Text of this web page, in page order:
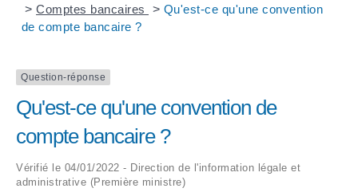
> Comptes bancaires > Qu'est-ce qu'une convention
de compte bancaire ?
Question-réponse
Qu'est-ce qu'une convention de
compte bancaire ?
Vérifié le 04/01/2022 - Direction de l'information légale et
administrative (Première ministre)
DECHETS
DEMANDE DE PRÊT DE MATERIEL
FICHE D'ORGANISATION MANIFESTATION
PLAN D'ACTION MUNICIPAL